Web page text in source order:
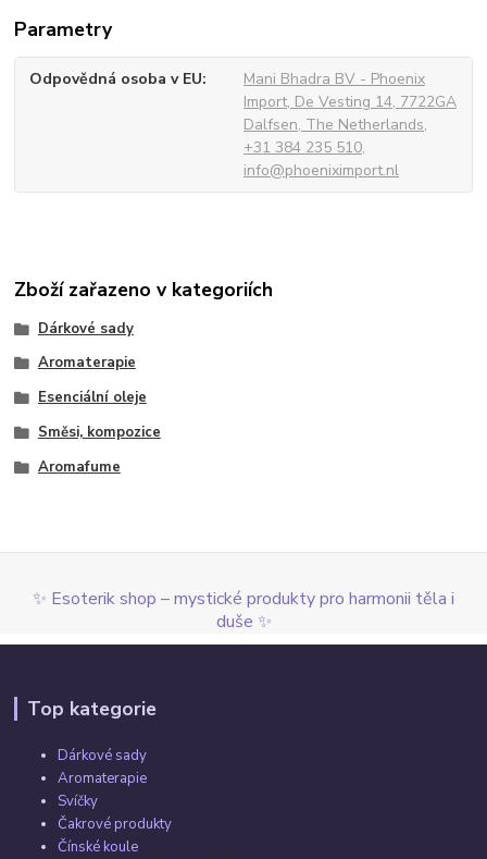
Parametry
Odpovědná osoba v EU
Mani Bhadra BV - Phoenix
Import, De Vesting 14, 7722GA
Dalfsen, The Netherlands,
+31 384 235 510,
info@phoeniximport.nl
Zboží zařazeno v kategoriích
Dárkové sady
Aromaterapie
Esenciální oleje
Směsi, kompozice
Aromafume
✨ Esoterik shop – mystické produkty pro harmonii těla i
duše ✨
Top kategorie
Dárkové sady
Aromaterapie
Svíčky
Čakrové produkty
Čínské koule